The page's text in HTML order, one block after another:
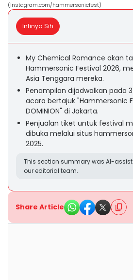
(Instagram.com/hammersonicfest)
Intinya Sih
My Chemical Romance akan
Hammersonic Festival 2026,
Asia Tenggara mereka.
Penampilan dijadwalkan pada
acara bertajuk "Hammersonic
DOMINION" di Jakarta.
Penjualan tiket untuk festival
dibuka melalui situs
2025.
This section summary was AI-
our editorial team.
Share Article